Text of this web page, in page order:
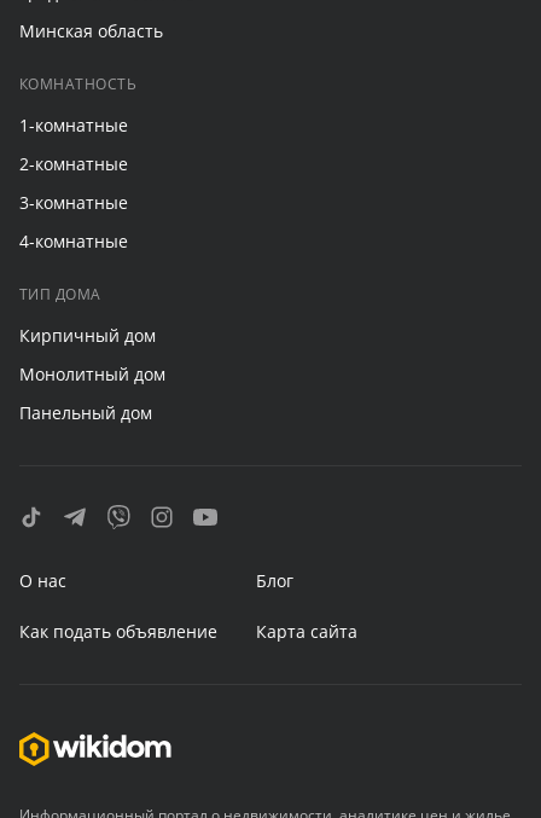
Минская область
КОМНАТНОСТЬ
1-комнатные
2-комнатные
3-комнатные
4-комнатные
ТИП ДОМА
Кирпичный дом
Монолитный дом
Панельный дом
О нас Блог
Как подать объявление Карта сайта